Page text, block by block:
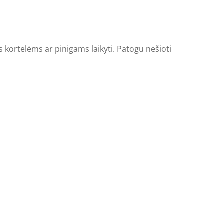
ar pinigams laikyti. Patogu nešioti